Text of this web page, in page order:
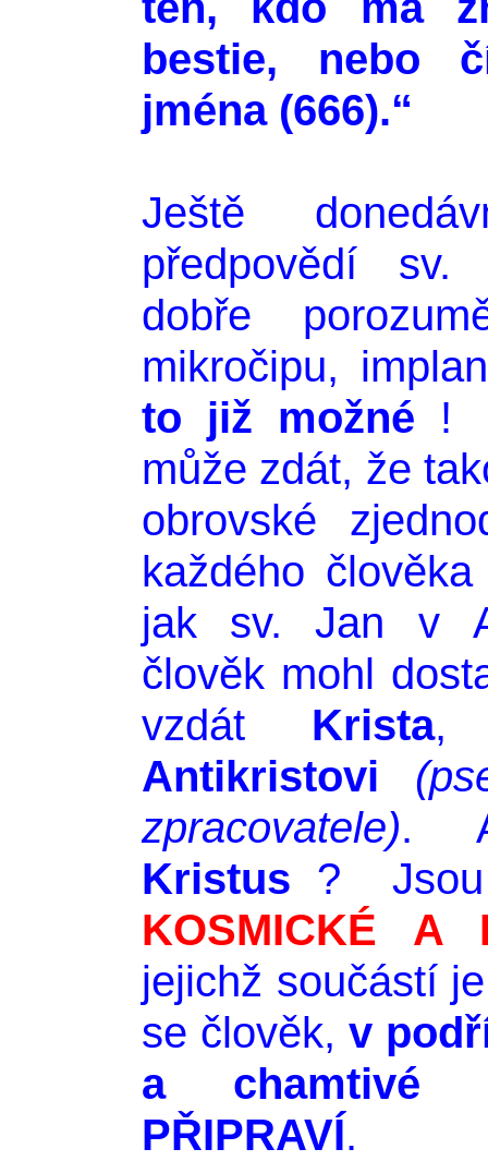
bestie, nebo
jména (666).“
Ještě
předpovědí
dobře
mikročipu,
to již možné
může zdát, že
obrovské
každého
jak sv. Jan v
člověk mohl
vzdát Krista
Antikristovi
zpracovatele).
Kristus ?
KOSMICKÉ A
jejichž součástí
se člověk, v
a chamtivé
PŘIPRAVÍ.